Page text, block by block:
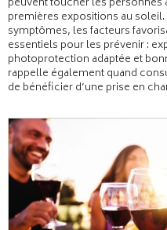
premières expositions au
symptômes, les facteurs
essentiels pour les prévenir :
photoprotection adaptée et
rappelle également quand
de bénéficier d’une prise en